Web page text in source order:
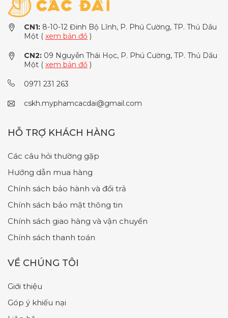
CN1: 8-10-12 Đinh Bộ Lĩnh, P. Phú Cường, TP. Thủ Dầu
Một ( xem bản đồ )
CN2: 09 Nguyễn Thái Học, P. Phú Cường, TP. Thủ Dầu
Một ( xem bản đồ )
0971 231 263
cskh.myphamcacdai@gmail.com
HỖ TRỢ KHÁCH HÀNG
Các câu hỏi thường gặp
Hướng dẫn mua hàng
Chính sách bảo hành và đổi trả
Chính sách bảo mật thông tin
Chính sách giao hàng và vận chuyển
Chính sách thanh toán
VỀ CHÚNG TÔI
Giới thiệu
Góp ý khiếu nại